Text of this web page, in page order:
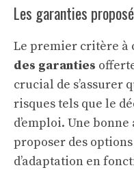
Les garanties
Le premier critère à
des garanties
crucial de s’assurer
risques tels que le
d’emploi. Une
proposer des options
d’adaptation en